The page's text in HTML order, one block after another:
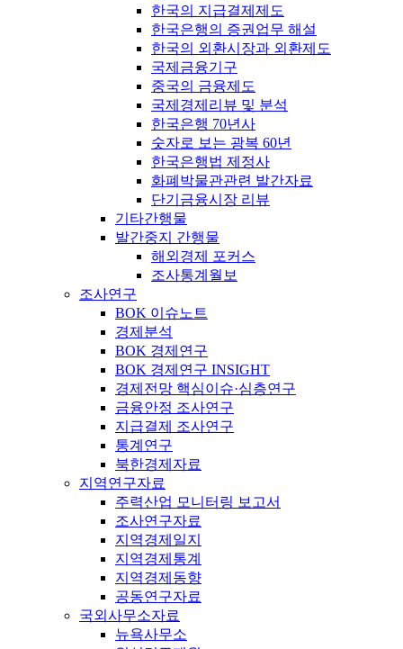
한국의 지급결제제도
한국은행의 증권업무 해설
한국의 외환시장과 외환제도
국제금융기구
중국의 금융제도
국제경제리뷰 및 분석
한국은행 70년사
숫자로 보는 광복 60년
한국은행법 제정사
화폐박물관관련 발간자료
단기금융시장 리뷰
기타간행물
발간중지 간행물
해외경제 포커스
조사통계월보
조사연구
BOK 이슈노트
경제분석
BOK 경제연구
BOK 경제연구 INSIGHT
경제전망 핵심이슈·심층연구
금융안정 조사연구
지급결제 조사연구
통계연구
북한경제자료
지역연구자료
주력산업 모니터링 보고서
조사연구자료
지역경제일지
지역경제통계
지역경제동향
공동연구자료
국외사무소자료
뉴욕사무소